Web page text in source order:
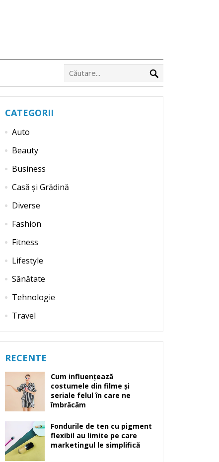
CATEGORII
Auto
Beauty
Business
Casă și Grădină
Diverse
Fashion
Fitness
Lifestyle
Sănătate
Tehnologie
Travel
RECENTE
Cum influențează
costumele din filme și
seriale felul în care ne
îmbrăcăm
Fondurile de ten cu pigment
flexibil au limite pe care
marketingul le simplifică